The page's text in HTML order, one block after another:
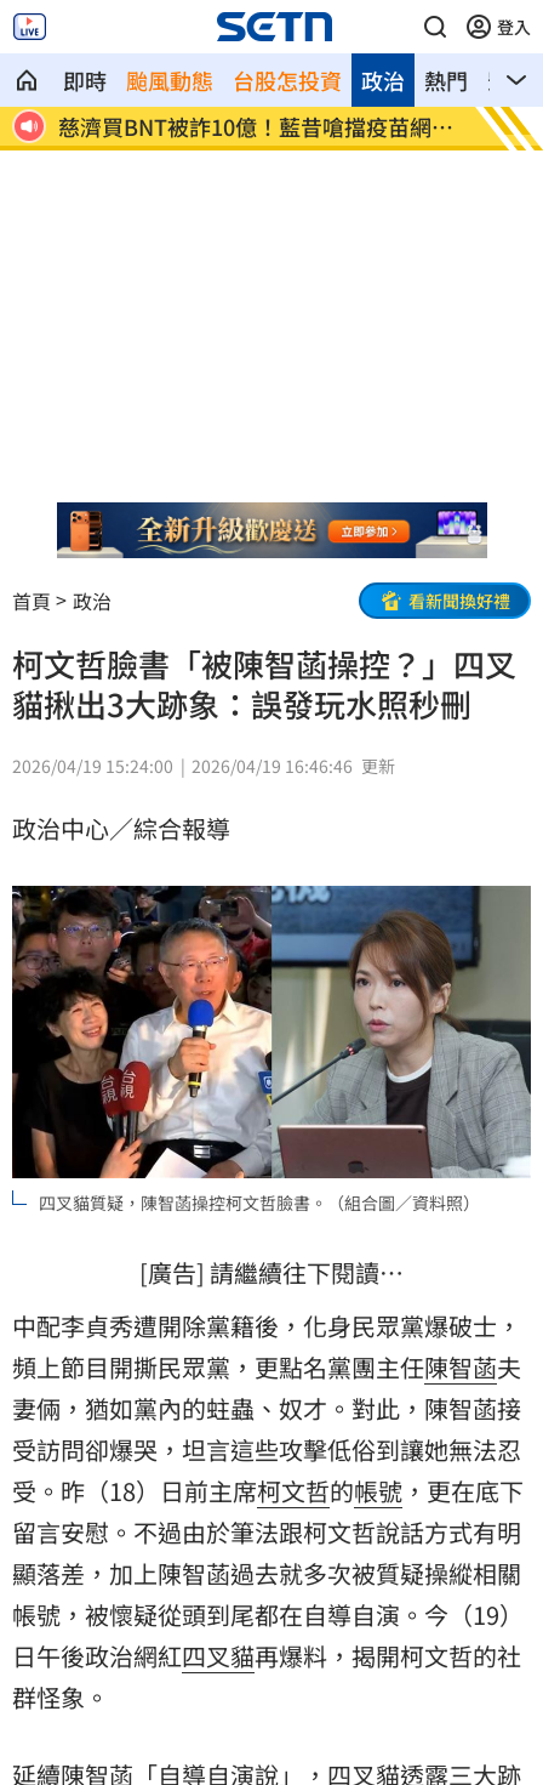
登入
即時 颱風動態 台股怎投資 熱門 影音
政治
朝
它躋身美禁令受惠者 上半年EPS衝2.58
元
高溫
首頁 政治 看新聞換好禮
柯文哲臉書「被陳智菡操控？」四叉
貓揪出3大跡象：誤發玩水照秒刪
2026/04/19 15:24:00 2026/04/19 16:46:46 更新
政治中心／綜合報導
四叉貓質疑，陳智菡操控柯文哲臉書。（組合圖／資料照）
[廣告] 請繼續往下閱讀…
中配李貞秀遭開除黨籍後，化身民眾黨爆破士，
頻上節目開撕民眾黨，更點名黨團主任陳智菡夫
妻倆，猶如黨內的蛀蟲、奴才。對此，陳智菡接
受訪問卻爆哭，坦言這些攻擊低俗到讓她無法忍
受。昨（18）日前主席柯文哲的帳號 ，更在底下
留言安慰。不過由於筆法跟柯文哲說話方式有明
顯落差，加上陳智菡過去就多次被質疑操縱相關
帳號，被懷疑從頭到尾都在自導自演。今（19）
日午後政治網紅四叉貓再爆料，揭開柯文哲的社
群怪象。
延續陳智菡「自導自演說」，四叉貓透露三大跡